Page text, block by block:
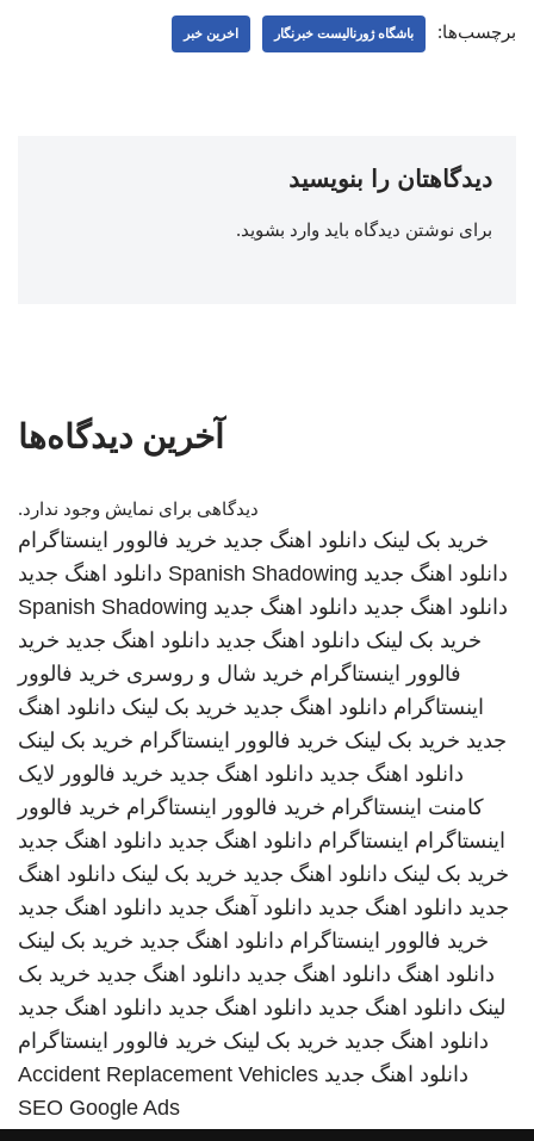
برچسب‌ها: باشگاه ژورنالیست خبرنگار اخرین خبر
دیدگاهتان را بنویسید
برای نوشتن دیدگاه باید وارد بشوید.
آخرین دیدگاه‌ها
دیدگاهی برای نمایش وجود ندارد.
خرید بک لینک دانلود اهنگ جدید خرید فالوور اینستاگرام
دانلود اهنگ جدید Spanish Shadowing دانلود اهنگ جدید
دانلود اهنگ جدید دانلود اهنگ جدید Spanish Shadowing
خرید بک لینک دانلود اهنگ جدید دانلود اهنگ جدید خرید
فالوور اینستاگرام خرید شال و روسری خرید فالوور
اینستاگرام دانلود اهنگ جدید خرید بک لینک دانلود اهنگ
جدید خرید بک لینک خرید فالوور اینستاگرام خرید بک لینک
دانلود اهنگ جدید دانلود اهنگ جدید خرید فالوور لایک
کامنت اینستاگرام خرید فالوور اینستاگرام خرید فالوور
اینستاگرام اینستاگرام دانلود اهنگ جدید دانلود اهنگ جدید
خرید بک لینک دانلود اهنگ جدید خرید بک لینک دانلود اهنگ
جدید دانلود اهنگ جدید دانلود آهنگ جدید دانلود اهنگ جدید
خرید فالوور اینستاگرام دانلود اهنگ جدید خرید بک لینک
دانلود اهنگ دانلود اهنگ جدید دانلود اهنگ جدید خرید بک
لینک دانلود اهنگ جدید دانلود اهنگ جدید دانلود اهنگ جدید
دانلود اهنگ جدید خرید بک لینک خرید فالوور اینستاگرام
دانلود اهنگ جدید Accident Replacement Vehicles
SEO Google Ads